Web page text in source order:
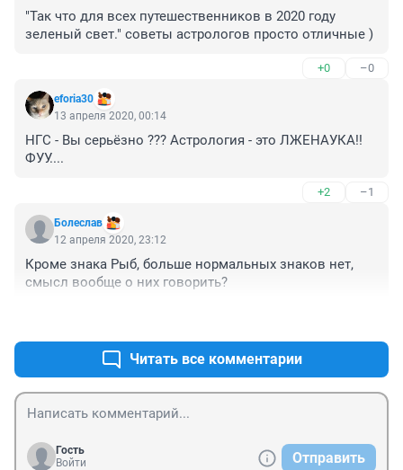
"Так что для всех путешественников в 2020 году
зеленый свет." советы астрологов просто отличные )
+0 –0
eforia30
13 апреля 2020, 00:14
НГС - Вы серьёзно ??? Астрология - это ЛЖЕНАУКА!!
ФУУ....
+2 –1
Болеслав
12 апреля 2020, 23:12
Кроме знака Рыб, больше нормальных знаков нет,
смысл вообще о них говорить?
Читать все комментарии
Гость
Войти
Отправить